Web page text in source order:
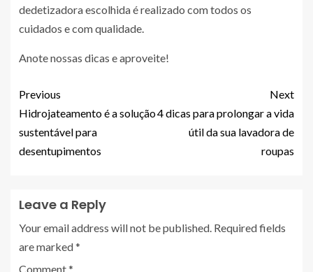
dedetizadora escolhida é realizado com todos os
cuidados e com qualidade.
Anote nossas dicas e aproveite!
Previous
Hidrojateamento é a solução
sustentável para
desentupimentos
Next
4 dicas para prolongar a vida
útil da sua lavadora de
roupas
Leave a Reply
Your email address will not be published. Required fields
are marked*
Comment*